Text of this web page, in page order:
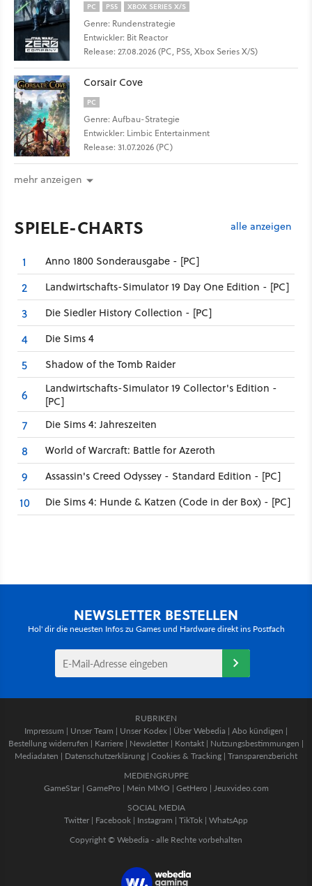
PC PS5 XBOX SERIES X/S
Genre: Rundenstrategie
Entwickler: Bit Reactor
Release: 27.08.2026 (PC, PS5, Xbox Series X/S)
Corsair Cove
PC
Genre: Aufbau-Strategie
Entwickler: Limbic Entertainment
Release: 31.07.2026 (PC)
mehr anzeigen
SPIELE-CHARTS alle anzeigen
1 Anno 1800 Sonderausgabe - [PC]
2 Landwirtschafts-Simulator 19 Day One Edition - [PC]
3 Die Siedler History Collection - [PC]
4 Die Sims 4
5 Shadow of the Tomb Raider
6
Landwirtschafts-Simulator 19 Collector's Edition -
[PC]
7 Die Sims 4: Jahreszeiten
8 World of Warcraft: Battle for Azeroth
9 Assassin's Creed Odyssey - Standard Edition - [PC]
10 Die Sims 4: Hunde & Katzen (Code in der Box) - [PC]
NEWSLETTER BESTELLEN
Hol' dir die neuesten Infos zu Games und Hardware direkt ins Postfach
RUBRIKEN
Impressum | Unser Team | Unser Kodex | Über Webedia | Abo kündigen |
Bestellung widerrufen | Karriere | Newsletter | Kontakt | Nutzungsbestimmungen |
Mediadaten | Datenschutzerklärung | Cookies & Tracking | Transparenzbericht
MEDIENGRUPPE
GameStar| GamePro | Mein MMO | GetHero | Jeuxvideo.com
SOCIAL MEDIA
Twitter | Facebook | Instagram | TikTok | WhatsApp
Copyright © Webedia - alle Rechte vorbehalten